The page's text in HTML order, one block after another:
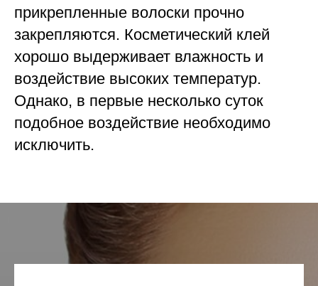
прикрепленные волоски прочно
закрепляются. Косметический клей
хорошо выдерживает влажность и
воздействие высоких температур.
Однако, в первые несколько суток
подобное воздействие необходимо
исключить.